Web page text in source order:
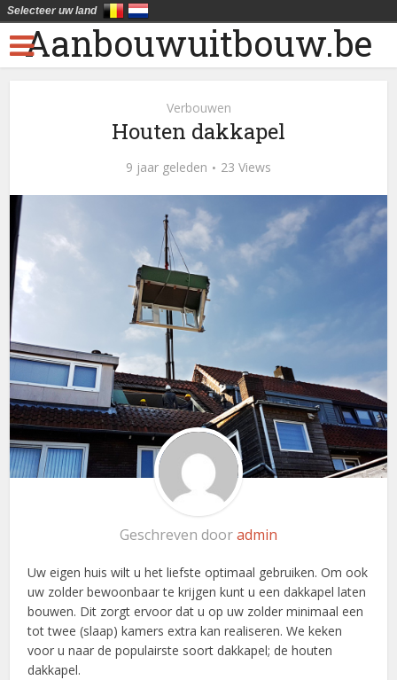
Aanbouwuitbouw.be
Verbouwen
Houten dakkapel
9 jaar geleden 23 Views
Geschreven dooradmin
Uw eigen huis wilt u het liefste optimaal gebruiken. Om ook
uw zolder bewoonbaar te krijgen kunt u een dakkapel laten
bouwen. Dit zorgt ervoor dat u op uw zolder minimaal een
tot twee (slaap) kamers extra kan realiseren. We keken
voor u naar de populairste soort dakkapel; de houten
dakkapel.
Selecteer uw land